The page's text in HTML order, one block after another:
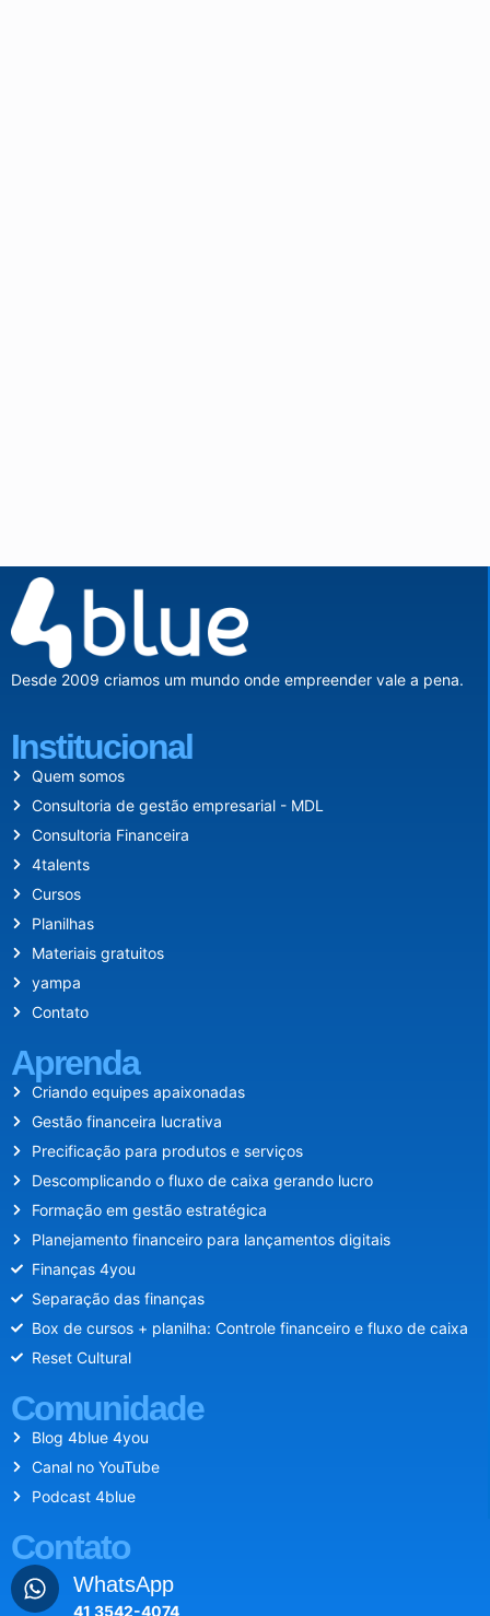
Desde 2009 criamos um mundo onde empreender vale a pena.
Institucional
Quem somos
Consultoria de gestão empresarial - MDL
Consultoria Financeira
4talents
Cursos
Planilhas
Materiais gratuitos
yampa
Contato
Aprenda
Criando equipes apaixonadas
Gestão financeira lucrativa
Precificação para produtos e serviços
Descomplicando o fluxo de caixa gerando lucro
Formação em gestão estratégica
Planejamento financeiro para lançamentos digitais
Finanças 4you
Separação das finanças
Box de cursos + planilha: Controle financeiro e fluxo de caixa
Reset Cultural
Comunidade
Blog 4blue 4you
Canal no YouTube
Podcast 4blue
Contato
WhatsApp
41 3542-4074